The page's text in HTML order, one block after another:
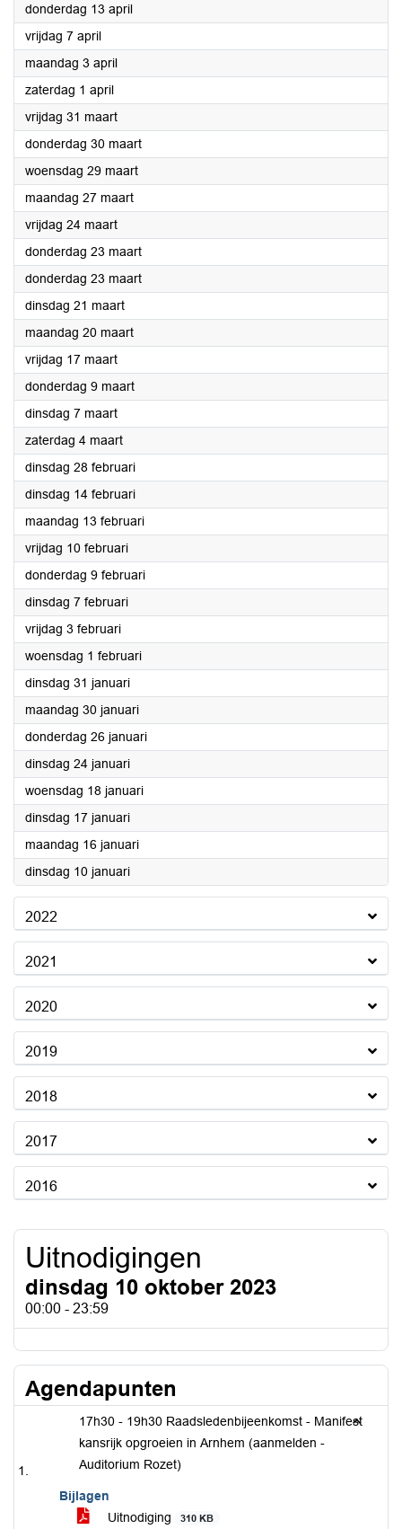
donderdag 13 april2023
vrijdag 7 april2023
maandag 3 april2023
zaterdag 1 april2023
vrijdag 31 maart2023
donderdag 30 maart2023
woensdag 29 maart2023
maandag 27 maart2023
vrijdag 24 maart2023
donderdag 23 maart2023
donderdag 23 maart2023
dinsdag 21 maart2023
maandag 20 maart2023
vrijdag 17 maart2023
donderdag 9 maart2023
dinsdag 7 maart2023
zaterdag 4 maart2023
dinsdag 28 februari2023
dinsdag 14 februari2023
maandag 13 februari2023
vrijdag 10 februari2023
donderdag 9 februari2023
dinsdag 7 februari2023
vrijdag 3 februari2023
woensdag 1 februari2023
dinsdag 31 januari2023
maandag 30 januari2023
donderdag 26 januari2023
dinsdag 24 januari2023
woensdag 18 januari2023
dinsdag 17 januari2023
maandag 16 januari2023
dinsdag 10 januari2023
2022
2021
2020
2019
2018
2017
2016
Uitnodigingen
dinsdag 10 oktober 2023
00:00 - 23:59
Agendapunten
17h30 - 19h30 Raadsledenbijeenkomst - Manifest
kansrijk opgroeien in Arnhem (aanmelden -
Auditorium Rozet)
Bijlagen
Uitnodiging
310 KB